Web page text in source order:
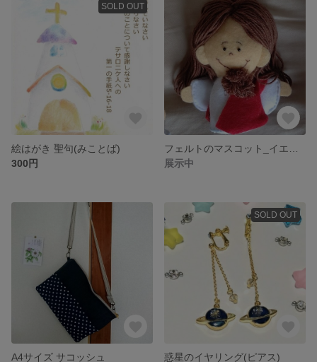
SOLD OUT
絵はがき 聖句(みことば)
300円
展示中
A4サイズ サコッシュ
SOLD OUT
惑星のイヤリング(ピアス)